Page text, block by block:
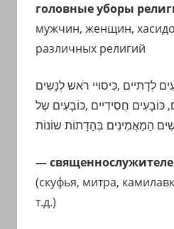
головные уборы
мужчин, женщин,
различных религий
לְדָתיים ,כִּיסוּיי רֹאש לְנָשִים
כּוֹבָעִים חֲסִידִיים ,כּוֹבָעִים שֶל
הַמַאֲמִינִים בְּהַדָתוֹת שוֹנוֹת
—
(скуфья, митра,
т.д.)